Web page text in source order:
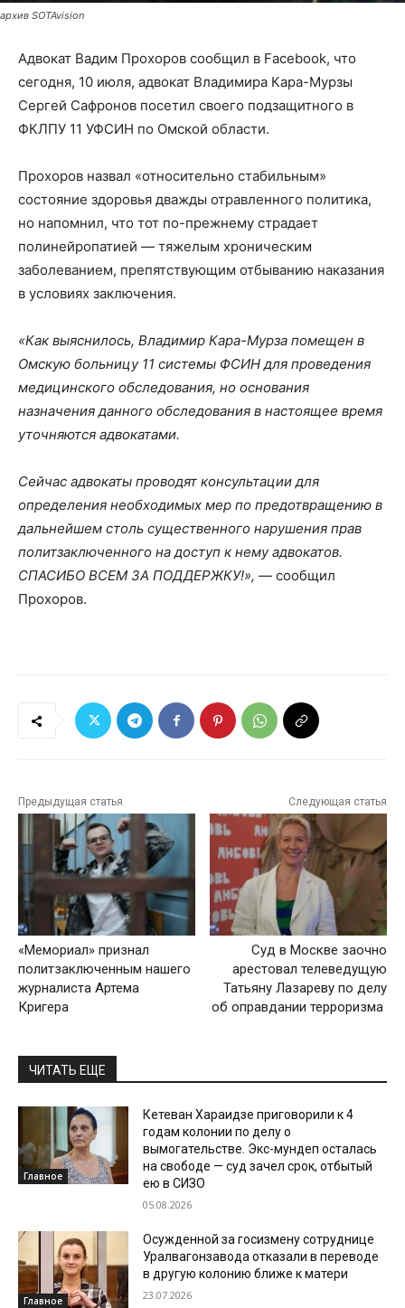
архив SOTAvision
Адвокат Вадим Прохоров сообщил в Facebook, что
сегодня, 10 июля, адвокат Владимира Кара-Мурзы
Сергей Сафронов посетил своего подзащитного в
ФКЛПУ 11 УФСИН по Омской области.
Прохоров назвал «относительно стабильным»
состояние здоровья дважды отравленного политика,
но напомнил, что тот по-прежнему страдает
полинейропатией — тяжелым хроническим
заболеванием, препятствующим отбыванию наказания
в условиях заключения.
«Как выяснилось, Владимир Кара-Мурза помещен в
Омскую больницу 11 системы ФСИН для проведения
медицинского обследования, но основания
назначения данного обследования в настоящее время
уточняются адвокатами.
Сейчас адвокаты проводят консультации для
определения необходимых мер по предотвращению в
дальнейшем столь существенного нарушения прав
политзаключенного на доступ к нему адвокатов.
СПАСИБО ВСЕМ ЗА ПОДДЕРЖКУ!», — сообщил
Прохоров.
Предыдущая статья
«Мемориал» признал
политзаключенным нашего
журналиста Артема
Кригера
Следующая статья
Суд в Москве заочно
арестовал телеведущую
Татьяну Лазареву по делу
об оправдании терроризма
ЧИТАТЬ ЕЩЕ
Главное
Кетеван Хараидзе приговорили к 4
годам колонии по делу о
вымогательстве. Экс-мундеп осталась
на свободе — суд зачел срок, отбытый
ею в СИЗО
05.08.2026
Главное
Осужденной за госизмену сотруднице
Уралвагонзавода отказали в переводе
в другую колонию ближе к матери
23.07.2026